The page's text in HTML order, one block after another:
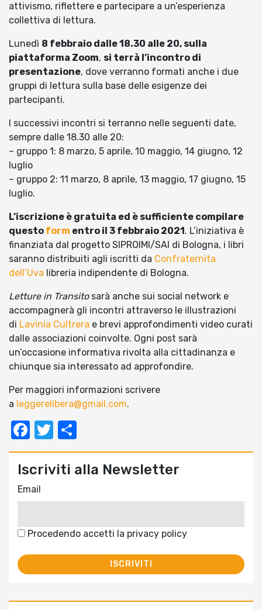
attivismo, riflettere e partecipare a un’esperienza
collettiva di lettura.
Lunedì 8 febbraio dalle 18.30 alle 20, sulla
piattaforma Zoom, si terrà l’incontro di
presentazione, dove verranno formati anche i due
gruppi di lettura sulla base delle esigenze dei
partecipanti.
I successivi incontri si terranno nelle seguenti date,
sempre dalle 18.30 alle 20:
– gruppo 1: 8 marzo, 5 aprile, 10 maggio, 14 giugno, 12
luglio
– gruppo 2: 11 marzo, 8 aprile, 13 maggio, 17 giugno, 15
luglio.
L’iscrizione è gratuita ed è sufficiente compilare
questo form entro il 3 febbraio 2021 . L’iniziativa è
finanziata dal progetto SIPROIMI/SAI di Bologna, i libri
saranno distribuiti agli iscritti da Confraternita
dell’Uva libreria indipendente di Bologna.
Letture in Transitosarà anche sui social network e
accompagnerà gli incontri attraverso le illustrazioni
di Lavinia Cultrera e brevi approfondimenti video curati
dalle associazioni coinvolte. Ogni post sarà
un’occasione informativa rivolta alla cittadinanza e
chiunque sia interessato ad approfondire.
Per maggiori informazioni scrivere
a leggerelibera@gmail.com.
Facebook
Twitter
Iscriviti alla Newsletter
Email
Procedendo accetti la privacy policy